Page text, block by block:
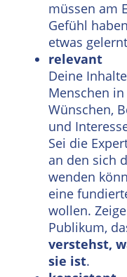
müssen am
Gefühl
etwas
relevant
Deine
Menschen
Wünschen,
und
Sei die
an den sich
wenden
eine
wollen.
Publikum,
verstehst,
sie ist.